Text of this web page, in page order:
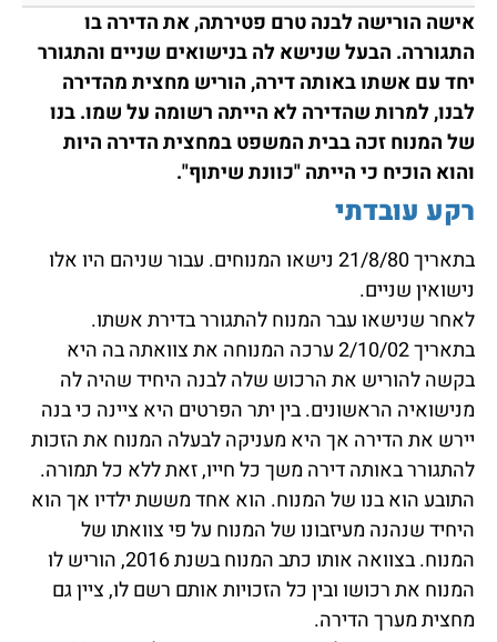
אישה הורישה לבנה טרם פטירתה, את הדירה בו
התגוררה. הבעל שנישא לה בנישואים שניים והתגורר
יחד עם אשתו באותה דירה, הוריש מחצית מהדירה
לבנו, למרות שהדירה לא הייתה רשומה על שמו. בנו
של המנוח זכה בבית המשפט במחצית הדירה היות
והוא הוכיח כי הייתה "כוונת שיתוף".
רקע עובדתי
בתאריך 21/8/80 נישאו המנוחים. עבור שניהם היו אלו
נישואין שניים.
לאחר שנישאו עבר המנוח להתגורר בדירת אשתו.
בתאריך 2/10/02 ערכה המנוחה את צוואתה בה היא
בקשה להוריש את הרכוש שלה לבנה היחיד שהיה לה
מנישואיה הראשונים. בין יתר הפרטים היא ציינה כי בנה
יירש את הדירה אך היא מעניקה לבעלה המנוח את הזכות
להתגורר באותה דירה משך כל חייו, זאת ללא כל תמורה.
התובע הוא בנו של המנוח. הוא אחד מששת ילדיו אך הוא
היחיד שנהנה מעיזבונו של המנוח על פי צוואתו של
המנוח. בצוואה אותו כתב המנוח בשנת 2016, הוריש לו
המנוח את רכושו ובין כל הזכויות אותם רשם לו, ציין גם
מחצית מערך הדירה.